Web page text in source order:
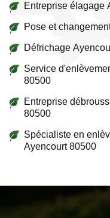
Entreprise élagage
Pose et
Défrichage
Service
80500
Entreprise
80500
Spécialiste en
Ayencourt 80500